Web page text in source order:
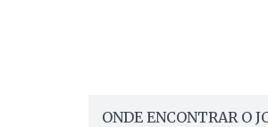
ONDE ENCONTRAR O